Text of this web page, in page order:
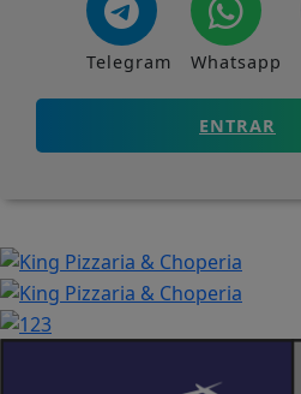
Telegram Whatsapp
ENTRAR